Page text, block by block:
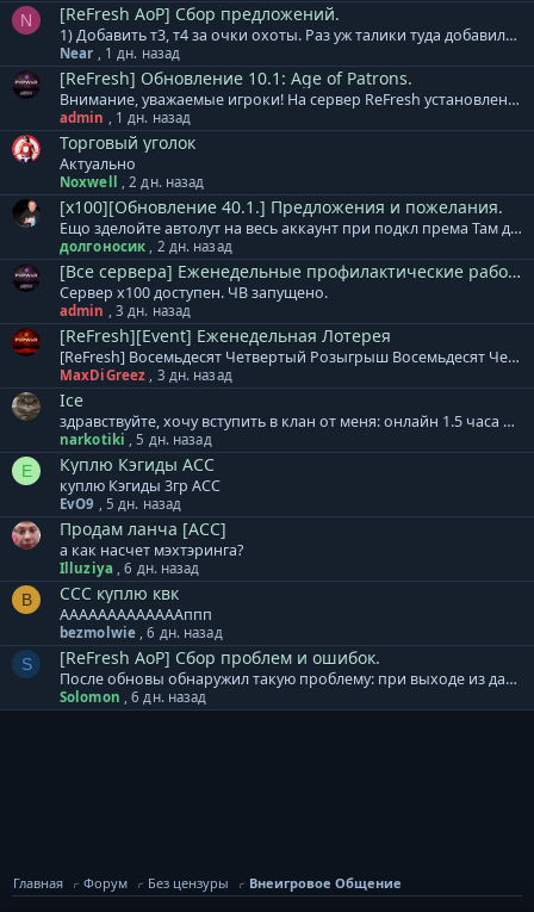
N [ReFresh AoP] Сбор предложений.
1) Добавить т3, т4 за очки охоты. Раз уж талики туда добавили, то и камни было бы хорошо добавить, учитывая пустые аукционы, либо добавить модификаторы на бронь и оружие за эти же очки 2) Убрать ключи от нубо данжей из мобов, либо сделать им цену при продаже. В данжи никто не ходит на 50- уровнях, а ключи эти падают постоянно из мобов и место занимают только, либо актуализировать их (например добавить в нубо-данжи капсулы на опыт на рандомные уровни персонажей 40-50, 50-60 и т.п.), тогда люди будут качать новых персонажей и реально будет собрать пати в данж 41-45, например 3) Добавить допинги 30-40% атаки за игровую валюту, чтобы не приходилось качать ради этого ббшников до 40 уровня 4) скорректировать цены на нубошмот у нпс. Довольно странно выглядит, когда шмот на 65 уровень на ауке стоит дешевле могущественных трузеров у продавца. То же касается и оружия, для кого эти цены на 35-50 инт хлам, который нужен для прокачки, когда леон, на который в разы больше времени уходит, чтобы собрать, стоит дешевле в 2-4 раза? 5) Починить выход из боевого режима 6) Добавить скилл на продление классовых бафов дбшникам 7) Увеличить количество слотов в банке хотя бы еще на 2 страницы 8) Увеличить дамаг дб и бб классам на 30-40%, потому что реально играбельны сейчас мау, ланчи и маги, остальные как ассисты бегают, хотя тот же Берс никогда не был аутсайдером по урону
Near , 1 дн. назад
[ReFresh] Обновление 10.1: Age of Patrons.
Внимание, уважаемые игроки! На сервер ReFresh установлено дополнение к обновлению. В него вошло: + Специалистам расы Акретия теперь доступны новые гранатометы. Леон, Реликт, Кримсон. + Изменен тип атаки МАУ. Скиталец - одиночная атака, Зодчий - массовая атака. + Скорректированы награды и количество монстров в Cash версиях кампаний. Месть Аборигенов, Война за Элан, Эльфийский Переполох. + Массовое ослабление монстров в Землях Эльфов по группам. + Увеличен урон турелей 65 уровня. + Локационные квесты Этера перенесены к одному npc в центр локации. + Все оружие Леона выведено в отдельные модели, добавлены свечения для уникального внешнего вида. База знаний сервера ReFresh - ссылка. Готовый клиент игры для сервера ReFresh: Клиент на | Клиент на | Клиент на | Клиент на нашем сервере
admin , 1 дн. назад
Торговый уголок
Актуально
Noxwell ,2 дн. назад
[x100][Обновление 40.1.] Предложения и пожелания.
Ещо зделойте автолут на весь аккаунт при подкл према Там даже иконка говорит auto loot вместо spermium
долгоносик , 2 дн. назад
[Все сервера] Еженедельные профилактические работы.
Сервер x100 доступен. ЧВ запущено.
admin , 3 дн. назад
[ReFresh][Event] Еженедельная Лотерея
[ReFresh] Восемьдесят Четвертый Розыгрыш Восемьдесят Четвертый розыгрыш произойдет 10.08.2026, среди всех участников будет разыграно: 3000 Очков Кампаний или [Кристалл Восстановления] 2000 Ивентовых Очков или [Кристалл Восстановления] 2000 Ивентовых Очков или [Кристалл Восстановления] ДДД бижутерия на выбор или [Кристалл Восстановления] ДДД бижутерия на выбор или [Кристалл Восстановления] ДДД бижутерия на выбор или [Кристалл Восстановления] [Тип-С] Хрупкий Мод.Невежества [4-6] или [Кристалл Восстановления] [Тип-С] Хрупкий Мод.Невежества [4-6] или [Кристалл Восстановления] [Тип-С] Хрупкий Мод.Невежества [4-6] или [Кристалл Восстановления] Cash Валюта 1250 GP Cash Валюта 1000 GP Cash Валюта 750 GP Дополнение к лотерее: + Ограничений по количеству билетов для аккаунта и/или персонажа - НЕТ. Все билеты участвуют в розыгрыше. + Перенос на другой аккаунт не осуществляется! + Выигранный приз НЕОБХОДИМО забрать в течение 7 дней. И помните, чем больше билетов, тем БОЛЬШЕ ШАНСОВ НА ПОБЕДУ!
MaxDiGreez , 3 дн. назад
Ice
здравствуйте, хочу вступить в клан от меня: онлайн 1.5 часа на пб от вас: лампа атаки
narkotiki ,5 дн. назад
E Куплю Кэгиды АСС
куплю Кэгиды 3гр АСС
EvO9 , 5 дн. назад
Продам ланча [ACC]
а как насчет мэхтэринга?
Illuziya ,6 дн. назад
B ССС куплю квк
АААААААААААААппп
bezmolwie ,6 дн. назад
S [ReFresh AoP] Сбор проблем и ошибок.
После обновы обнаружил такую проблему: при выходе из данжа поймал "залипание" боевого режима, никаких "сейф" предметов/скиллов не использовал и теперь ни зайти вновь в данж ни совершить выход из игры через клиент не удается, пришлось завершить процесс в диспетчере задач. Это подтверждают и другие игроки, даже начали выдумывать лайфхаки как бороться с багом, дабы вновь зайти в данж.
Solomon ,6 дн. назад
Главная Форум Без цензуры Внеигровое Общение